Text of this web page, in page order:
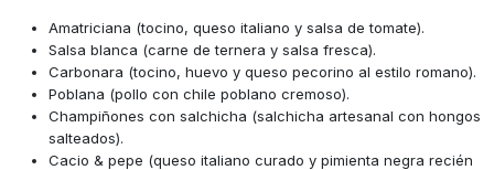
Amatriciana (tocino, queso italiano y salsa de tomate).
Salsa blanca (carne de ternera y salsa fresca).
Carbonara (tocino, huevo y queso pecorino al estilo romano).
Poblana (pollo con chile poblano cremoso).
Champiñones con salchicha (salchicha artesanal con hongos
salteados).
Cacio & pepe (queso italiano curado y pimienta negra recién